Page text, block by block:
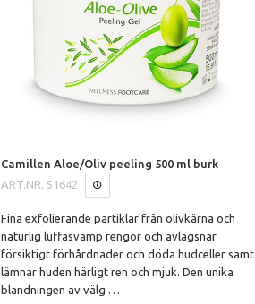
Camillen Aloe/Oliv peeling 500 ml burk
ART.NR. 51642
Fina exfolierande partiklar från olivkärna och
naturlig luffasvamp rengör och avlägsnar
försiktigt förhårdnader och döda hudceller samt
lämnar huden härligt ren och mjuk. Den unika
blandningen av välg